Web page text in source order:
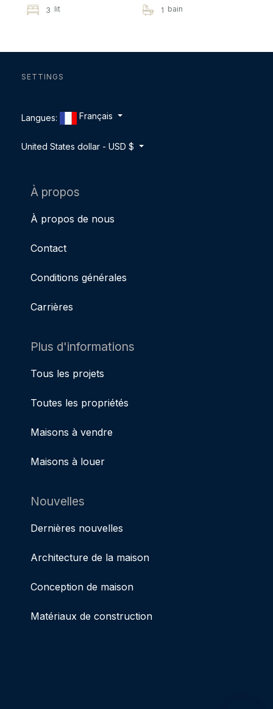
3 lit 1 bain
À propos
À propos de nous
Contact
Conditions générales
Carrières
Plus d'informations
Tous les projets
Toutes les propriétés
Maisons à vendre
Maisons à louer
Nouvelles
Dernières nouvelles
Architecture de la maison
Conception de maison
Matériaux de construction
SETTINGS
Langues: Français
United States dollar - USD $